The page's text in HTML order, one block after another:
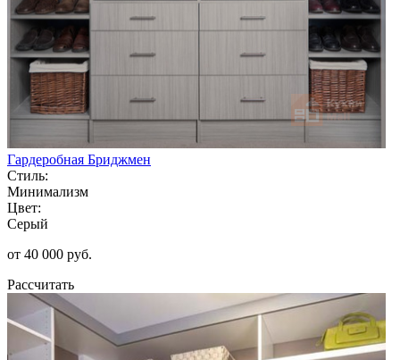
Гардеробная Бриджмен
Стиль:
Минимализм
Цвет:
Серый
от 40 000 руб.
Рассчитать